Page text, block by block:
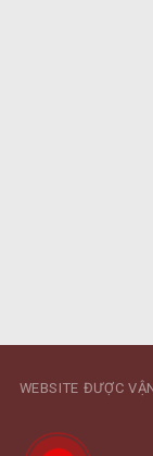
WEBSITE ĐƯỢC